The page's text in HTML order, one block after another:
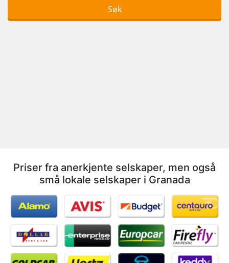
Priser fra anerkjente selskaper, men også
små lokale selskaper i Granada